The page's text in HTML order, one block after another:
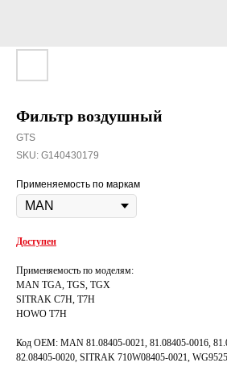
Фильтр воздушный
GTS
SKU: G140430179
Применяемость по маркам
Доступен
Применяемость по моделям:
MAN TGA, TGS, TGX
SITRAK C7H, T7H
HOWO T7H
Код OEM: MAN 81.08405-0021, 81.08405-0016,
82.08405-0020, SITRAK 710W08405-0021,